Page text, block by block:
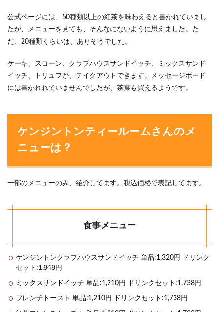
公式ページには、50種類以上の紅茶を味わえると書かれていまし
たが、メニューを見ても、そんなにないように思えました。た
だ、20種類くらいは、ありそうでした。
ケーキ、スコーン、クラブハウスサンドイッチ、ミックスサンド
イッチ、トリュフが、テイクアウトできます。メッセージボード
には書かれれていませんでしたが、茶葉も買えるようです。
ケンジントンティールームさんのメ
ニューは？
一部のメニューのみ、紹介してます。税込価格で表記してます。
食事メニュー
ケンジントンクラブハウスサンドイッチ 単品:1,320円 ドリンク
セット:1,848円
ミックスサンドイッチ 単品:1,210円 ドリンクセット:1,738円
フレンチトースト 単品:1,210円 ドリンクセット:1,738円